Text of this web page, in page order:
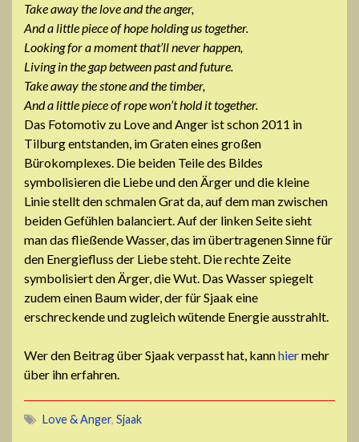
Take away the love and the anger,
And a little piece of hope holding us together.
Looking for a moment that’ll never happen,
Living in the gap between past and future.
Take away the stone and the timber,
And a little piece of rope won’t hold it together.
Das Fotomotiv zu Love and Anger ist schon 2011 in
Tilburg entstanden, im Graten eines großen
Bürokomplexes. Die beiden Teile des Bildes
symbolisieren die Liebe und den Ärger und die kleine
Linie stellt den schmalen Grat da, auf dem man zwischen
beiden Gefühlen balanciert. Auf der linken Seite sieht
man das fließende Wasser, das im übertragenen Sinne für
den Energiefluss der Liebe steht. Die rechte Zeite
symbolisiert den Ärger, die Wut. Das Wasser spiegelt
zudem einen Baum wider, der für Sjaak eine
erschreckende und zugleich wütende Energie ausstrahlt.
Wer den Beitrag über Sjaak verpasst hat, kannhiermehr
über ihn erfahren.
Love & Anger, Sjaak